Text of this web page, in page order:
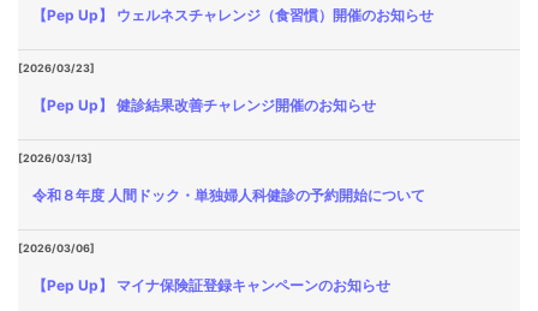
【Pep Up】 ウェルネスチャレンジ（食習慣）開催のお知らせ
[2026/03/23]
【Pep Up】 健診結果改善チャレンジ開催のお知らせ
[2026/03/13]
令和８年度 人間ドック・単独婦人科健診の予約開始について
[2026/03/06]
【Pep Up】 マイナ保険証登録キャンペーンのお知らせ